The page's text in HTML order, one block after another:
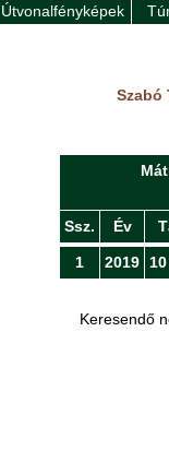
Útvonalfényképek
Szabó
Ssz.
Év
1 2019
Keresendő